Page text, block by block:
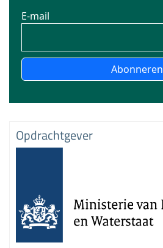
E-mail
Abonneren
Opdrachtgever